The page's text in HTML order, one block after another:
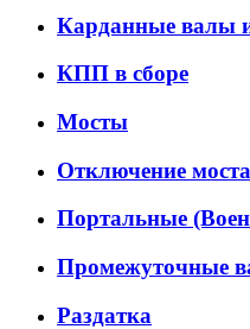
Карданные валы
КПП в сборе
Мосты
Отключение моста
Портальные
Промежуточные
Раздатка